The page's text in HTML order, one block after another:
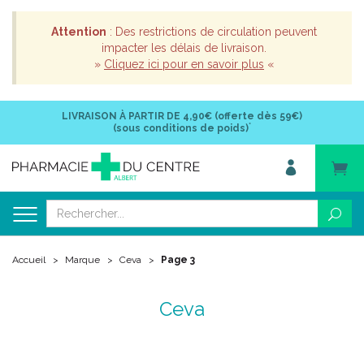
Attention : Des restrictions de circulation peuvent
impacter les délais de livraison.
» Cliquez ici pour en savoir plus «
LIVRAISON À PARTIR DE 4,90€ (offerte dès 59€)
(sous conditions de poids)*
Accueil Marque Ceva Page 3
Ceva